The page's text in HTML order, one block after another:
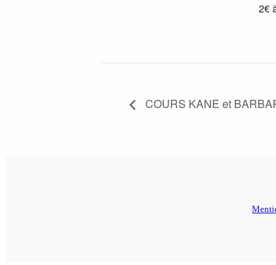
2€
COURS KANE et